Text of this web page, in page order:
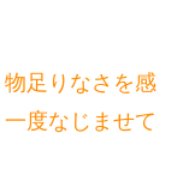
足りなさを感
度なじませて